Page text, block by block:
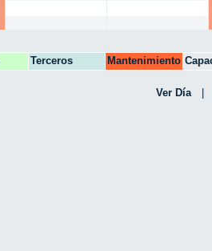
Terceros Mantenimiento
CPA
Ver Día
|